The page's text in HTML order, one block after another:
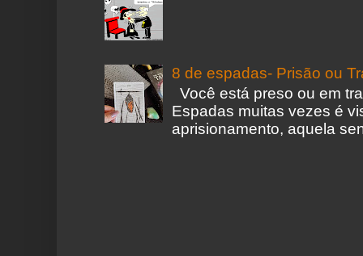
8 de espadas- Prisão ou
Você está preso ou em
Espadas muitas vezes é
aprisionamento, aquela